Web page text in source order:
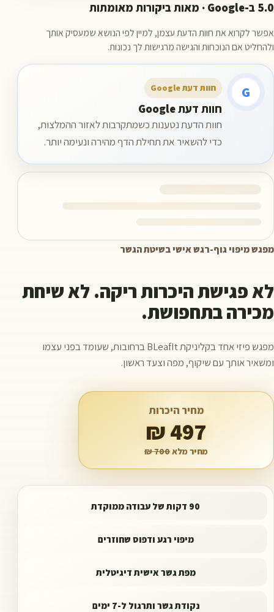
5.0 ב-Google · מאות ביקורות מאומתות
אפשר לקרוא את חוות הדעת עצמן, למיין לפי הנושא שמעסיק אותך
ולהחליט אם הנוכחות והגישה מרגישות לך נכונות.
G חוות דעת Google
חוות דעת Google
חוות הדעת נטענות כשמתקרבות לאזור ההמלצות,
כדי להשאיר את תחילת הדף מהירה ונעימה יותר.
מפגש מיפוי גוף-רגש אישי בשיטת הגשר
לא פגישת היכרות ריקה. לא שיחת
מכירה בתחפושת.
מפגש פיזי אחד בקליניקת BLeafIt ברחובות, שעומד בפני עצמו
ומשאיר אותך עם שיקוף, מפה וצעד ראשון.
מחיר היכרות
497 ₪
מחיר מלא700 ₪
90 דקות של עבודה ממוקדת
מיפוי רגע ודפוס שחוזרים
מפת גשר אישית דיגיטלית
נקודת גשר ותרגול ל-7 ימים